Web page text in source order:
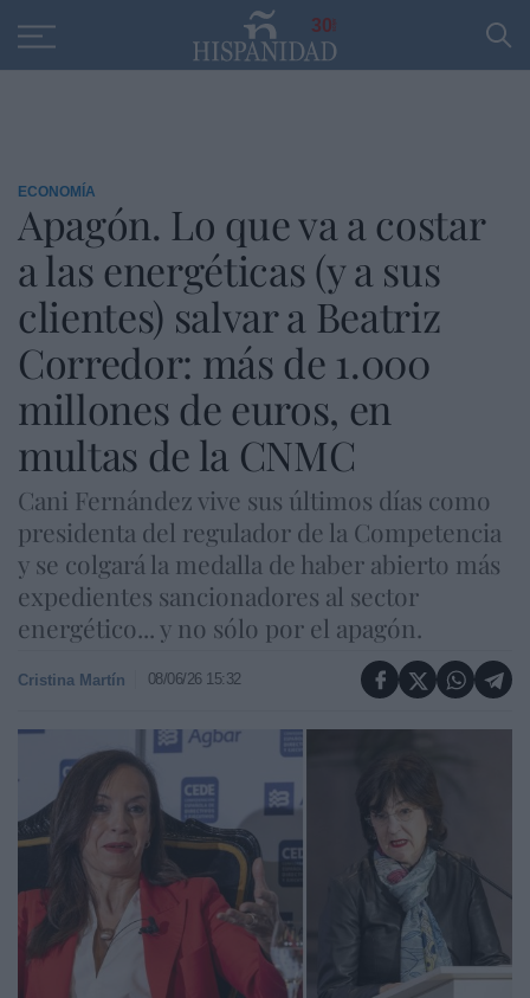
30
ECONOMÍA
Apagón. Lo que va a costar
a las energéticas (y a sus
clientes) salvar a Beatriz
Corredor: más de 1.000
millones de euros, en
multas de la CNMC
Cani Fernández vive sus últimos días como
presidenta del regulador de la Competencia
y se colgará la medalla de haber abierto más
expedientes sancionadores al sector
energético... y no sólo por el apagón.
Cristina Martín 08/06/26 15:32